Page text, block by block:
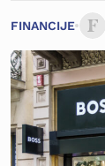
FINANCIJE